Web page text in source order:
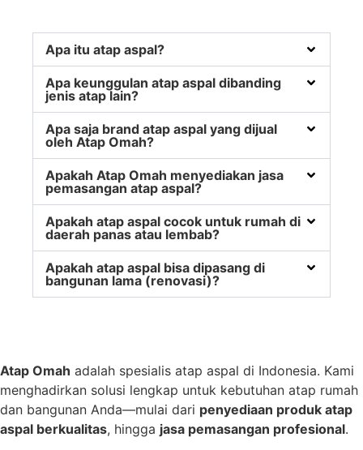
Apa itu atap aspal?
Apa keunggulan atap aspal dibanding
jenis atap lain?
Apa saja brand atap aspal yang dijual
oleh Atap Omah?
Apakah Atap Omah menyediakan jasa
pemasangan atap aspal?
Apakah atap aspal cocok untuk rumah di
daerah panas atau lembab?
Apakah atap aspal bisa dipasang di
bangunan lama (renovasi)?
Atap Omah adalah spesialis atap aspal di Indonesia. Kami
menghadirkan solusi lengkap untuk kebutuhan atap rumah
dan bangunan Anda—mulai dari penyediaan produk atap
aspal berkualitas, hingga jasa pemasangan profesional.